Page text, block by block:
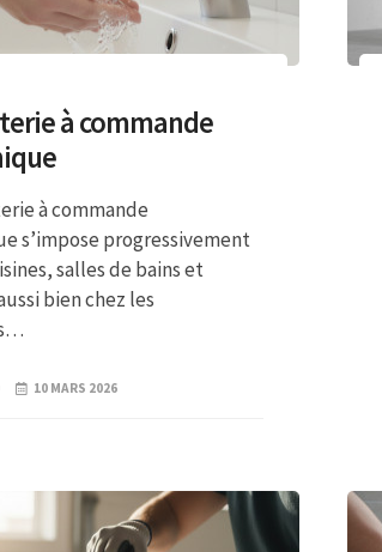
à commande
à commande
s’impose progressivement
salles de bains et
bien chez les
10 MARS 2026